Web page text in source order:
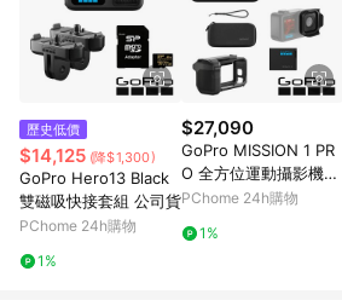
歷史低價
$14,125 (降$1,300)
GoPro Hero13 Black
雙磁吸快接套組 公司貨
PChome 24h購物
1%
$27,090
GoPro MISSION 1 PR
O 全方位運動攝影機街
拍套組 公司貨
PChome 24h購物
1%